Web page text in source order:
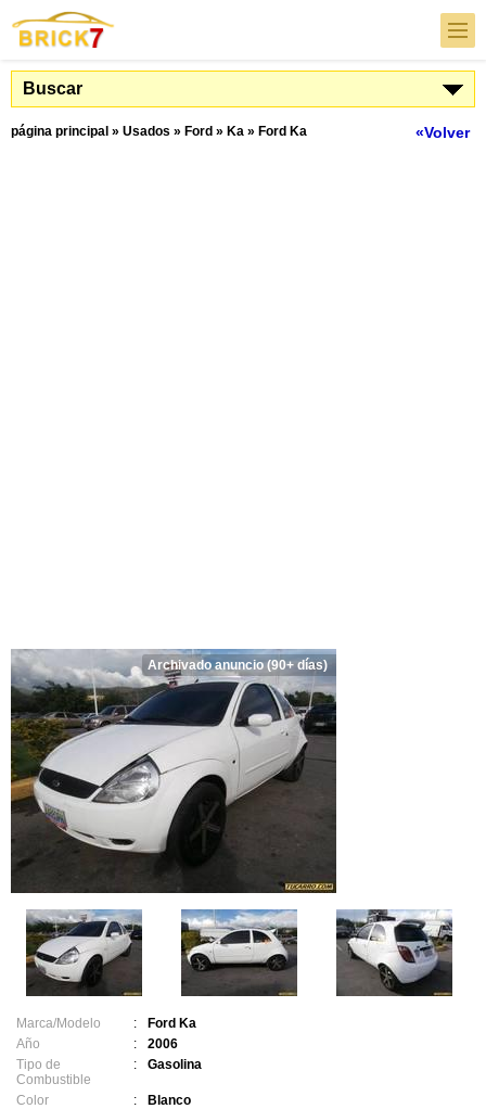
Buscar
«Volver
página principal » Usados » Ford » Ka » Ford Ka
Archivado anuncio (90+ días)
Marca/Modelo :
Ford Ka
Año
:
2006
Tipo de
Combustible
: Gasolina
Color :
Blanco